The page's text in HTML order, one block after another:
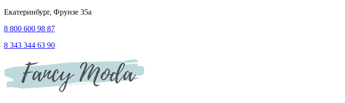
Екатеринбург, Фрунзе 35а
8 800 600 98 87
8 343 344 63 90